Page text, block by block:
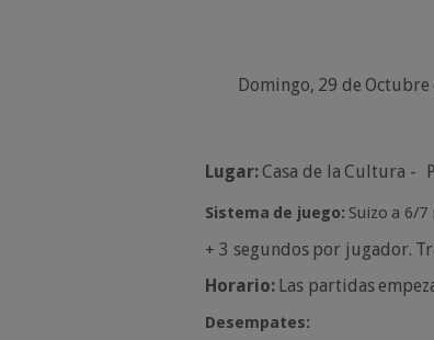
Domingo, 29 de Octubre
Lugar:Casa de la Cultura -
Sistema de juego: Suizo a 6/7
+ 3 segundos por jugador.
Horario: Las partidas
Desempates: